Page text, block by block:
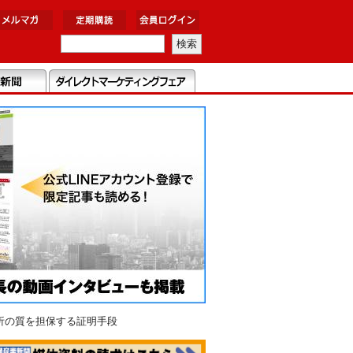
の質を担保する証明手段